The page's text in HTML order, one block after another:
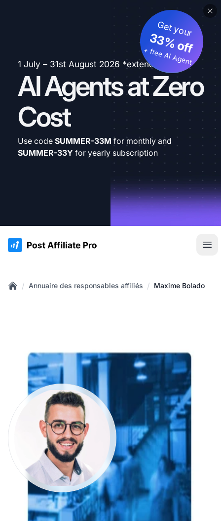
1 July – 31st August 2026 *extended
AI Agents at Zero
Cost
Get your
33% off
+ free AI Agent
Use code SUMMER-33M for monthly and
SUMMER-33Y for yearly subscription
:site.title
/ Annuaire des responsables affiliés / Maxime Bolado